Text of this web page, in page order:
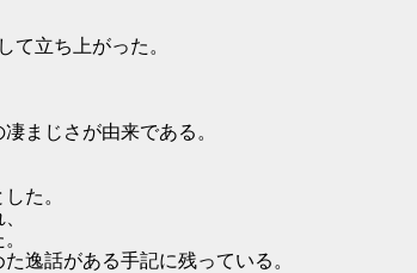
立ち上がった。
まじさが由来である。
た。
逸話がある手記に残っている。